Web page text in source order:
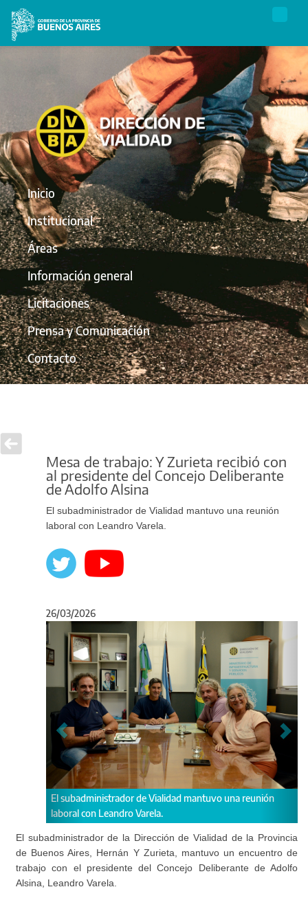
Inicio
Institucional
Áreas
Información general
Licitaciones
Prensa y Comunicación
Contacto
Mesa de trabajo: Y Zurieta recibió con
al presidente del Concejo Deliberante
de Adolfo Alsina
El subadministrador de Vialidad mantuvo una reunión
laboral con Leandro Varela.
26/03/2026
de Vialidad mantuvo una reunión
Y Zurieta recibió con al
Anterior
El subadministrador de la Dirección de Vialidad de la Provincia
de Buenos Aires, Hernán Y Zurieta, mantuvo un encuentro de
trabajo con el presidente del Concejo Deliberante de Adolfo
Alsina, Leandro Varela.